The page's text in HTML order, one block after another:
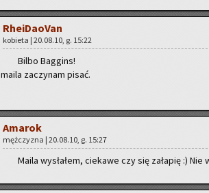
Rhe­iDa­oVan
ko­bie­ta | 20.08.10, g. 15:22
Bilbo Bag­gins!
maila za­czy­nam pisać.
Ama­rok
męż­czy­zna | 20.08.10, g. 15:27
Maila wy­sła­łem, cie­ka­we czy się za­ła­pię :)